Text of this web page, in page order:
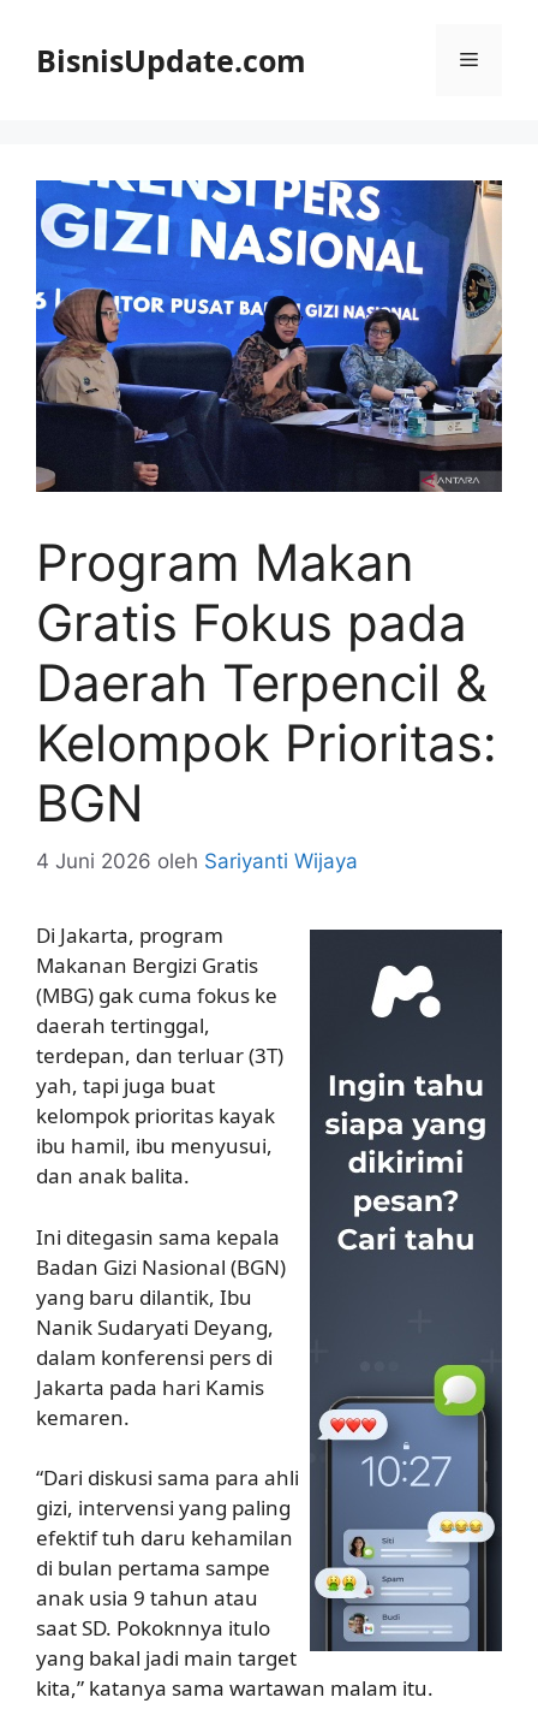
BisnisUpdate.com Menu
Program Makan
Gratis Fokus pada
Daerah Terpencil &
Kelompok Prioritas:
BGN
4 Juni 2026 oleh Sariyanti Wijaya
Di Jakarta, program
Makanan Bergizi Gratis
(MBG) gak cuma fokus ke
daerah tertinggal,
terdepan, dan terluar (3T)
yah, tapi juga buat
kelompok prioritas kayak
ibu hamil, ibu menyusui,
dan anak balita.
Ini ditegasin sama kepala
Badan Gizi Nasional (BGN)
yang baru dilantik, Ibu
Nanik Sudaryati Deyang,
dalam konferensi pers di
Jakarta pada hari Kamis
kemaren.
“Dari diskusi sama para ahli
gizi, intervensi yang paling
efektif tuh daru kehamilan
di bulan pertama sampe
anak usia 9 tahun atau
saat SD. Pokoknnya itulo
yang bakal jadi main target
kita,” katanya sama wartawan malam itu.